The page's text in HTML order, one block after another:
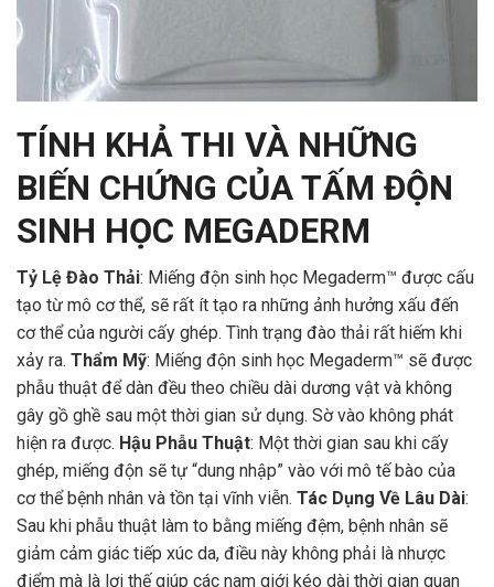
TÍNH KHẢ THI VÀ NHỮNG
BIẾN CHỨNG CỦA TẤM ĐỘN
SINH HỌC MEGADERM
Tỷ Lệ Đào Thải: Miếng độn sinh học Megaderm™ được cấu
tạo từ mô cơ thể, sẽ rất ít tạo ra những ảnh hưởng xấu đến
cơ thể của người cấy ghép. Tình trạng đào thải rất hiếm khi
xảy ra. Thẩm Mỹ: Miếng độn sinh học Megaderm™ sẽ được
phẫu thuật để dàn đều theo chiều dài dương vật và không
gây gồ ghề sau một thời gian sử dụng. Sờ vào không phát
hiện ra được. Hậu Phẫu Thuật: Một thời gian sau khi cấy
ghép, miếng độn sẽ tự “dung nhập” vào với mô tế bào của
cơ thể bệnh nhân và tồn tại vĩnh viễn. Tác Dụng Về Lâu Dài:
Sau khi phẫu thuật làm to bằng miếng đệm, bệnh nhân sẽ
giảm cảm giác tiếp xúc da, điều này không phải là nhược
điểm mà là lợi thế giúp các nam giới kéo dài thời gian quan